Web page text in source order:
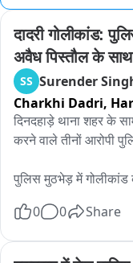
दादरी गोलीकांड:
अवैध पिस्तौल के साथ
SS Surender
Charkhi Dadri,
दिनदहाड़े थाना शहर के
करने वाले तीनों आरोपी
पुलिस मुठभेड़ में गोलीकांड
अन्य साजिशकर्ता भी
0 0 Share